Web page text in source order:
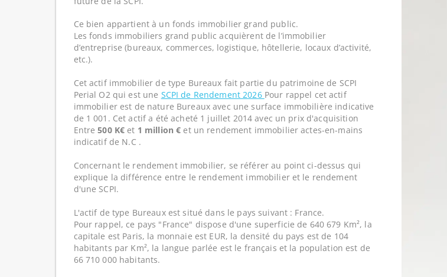
Ce bien appartient à un fonds immobilier grand public.
Les fonds immobiliers grand public acquièrent de l’immobilier
d’entreprise (bureaux, commerces, logistique, hôtellerie, locaux d’activité,
etc.).
Cet actif immobilier de type Bureaux fait partie du patrimoine de SCPI
Perial O2 qui est une SCPI de Rendement 2026 Pour rappel cet actif
immobilier est de nature Bureaux avec une surface immobilière indicative
de 1 001. Cet actif a été acheté 1 juillet 2014 avec un prix d'acquisition
Entre500 K€ et 1 million € et un rendement immobilier actes-en-mains
indicatif de N.C .
Concernant le rendement immobilier, se référer au point ci-dessus qui
explique la différence entre le rendement immobilier et le rendement
d'une SCPI.
L'actif de type Bureaux est situé dans le pays suivant : France.
Pour rappel, ce pays "France" dispose d'une superficie de 640 679 Km², la
capitale est Paris, la monnaie est EUR, la densité du pays est de 104
habitants par Km², la langue parlée est le français et la population est de
66 710 000 habitants.